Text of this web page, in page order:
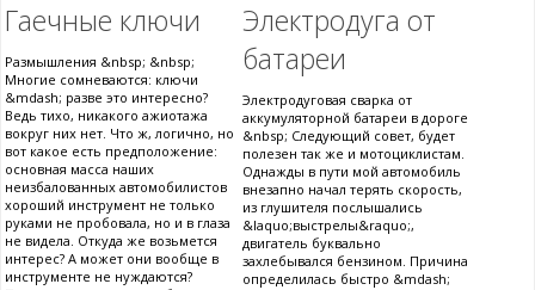
Гаечные ключи
Размышления &nbsp; &nbsp;
Многие сомневаются: ключи
&mdash; разве это интересно?
Ведь тихо, никакого ажиотажа
вокруг них нет. Что ж, логично, но
вот какое есть предположение:
основная масса наших
неизбалованных автомобилистов
хороший инструмент не только
руками не пробовала, но и в глаза
не видела. Откуда же возьмется
интерес? А может они вообще в
инструменте не нуждаются?
Электродуга от
батареи
Электродуговая сварка от
аккумуляторной батареи в дороге
&nbsp; Следующий совет, будет
полезен так же и мотоциклистам.
Однажды в пути мой автомобиль
внезапно начал терять скорость,
из глушителя послышались
&laquo;выстрелы&raquo;,
двигатель буквально
захлебывался бензином. Причина
определилась быстро &mdash;